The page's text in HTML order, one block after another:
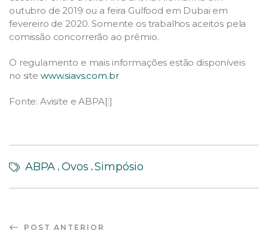
outubro de 2019 ou a feira Gulfood em Dubai em
fevereiro de 2020. Somente os trabalhos aceitos pela
comissão concorrerão ao prêmio.
O regulamento e mais informações estão disponíveis
no site www.siavs.com.br
Fonte: Avisite e ABPA[:]
ABPA , Ovos , Simpósio
POST ANTERIOR